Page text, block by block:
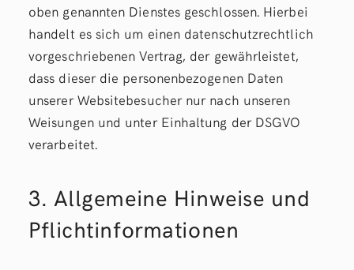
oben genannten Dienstes geschlossen. Hierbei
handelt es sich um einen datenschutzrechtlich
vorgeschriebenen Vertrag, der gewährleistet,
dass dieser die personenbezogenen Daten
unserer Websitebesucher nur nach unseren
Weisungen und unter Einhaltung der DSGVO
verarbeitet.
3. Allgemeine Hinweise und
Pflicht­informationen